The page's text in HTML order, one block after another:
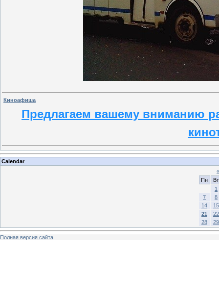
Киноафиша
Предлагаем вашему вниманию
Calendar
«
Пн
Вт
1
7
8
14
15
21
22
28
29
Полная версия сайта